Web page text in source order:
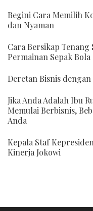
Begini Cara Memilih
dan Nyaman
Cara Bersikap Tenang
Permainan Sepak Bola
Deretan Bisnis
Jika Anda Adalah Ibu
Memulai Berbisnis,
Anda
Kepala Staf
Kinerja Jokowi